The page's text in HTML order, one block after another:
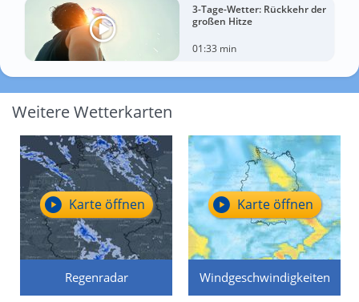
3-Tage-Wetter: Rückkehr der
großen Hitze
01:33 min
Weitere Wetterkarten
Regenradar
Karte öffnen
Windgeschwindigkeiten
Karte öffnen